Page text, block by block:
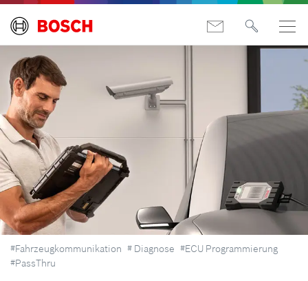
#Fahrzeugkommunikation # Diagnose #ECU Programmierung
#PassThru